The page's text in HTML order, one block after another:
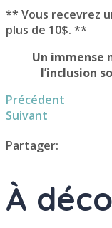
** Vous recevrez
plus de 10$. **
Un immense
l’inclusion
Précédent
Suivant
Partager:
À